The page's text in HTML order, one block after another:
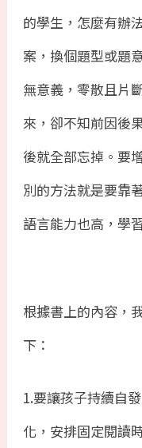
的學生，怎麼有辦
案，換個題型或題
無意義，零散且片
來，卻不知前因後
後就全部忘掉。要
別的方法就是要靠
語言能力也高，學
根據書上的內容，
下：
1.要讓孩子持續自
化，安排固定閱讀